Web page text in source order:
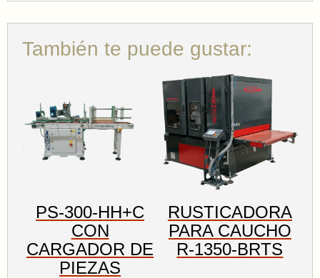
También te puede gustar:
PS-300-HH+C
CON
CARGADOR DE
PIEZAS
RUSTICADORA
PARA CAUCHO
R-1350-BRTS